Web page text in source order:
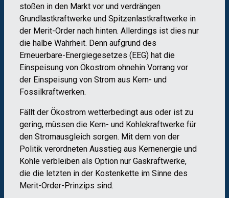
stoßen in den Markt vor und verdrängen
Grundlastkraftwerke und Spitzenlastkraftwerke in
der Merit-Order nach hinten. Allerdings ist dies nur
die halbe Wahrheit. Denn aufgrund des
Erneuerbare-Energiegesetzes (EEG) hat die
Einspeisung von Ökostrom ohnehin Vorrang vor
der Einspeisung von Strom aus Kern- und
Fossilkraftwerken.
Fällt der Ökostrom wetterbedingt aus oder ist zu
gering, müssen die Kern- und Kohlekraftwerke für
den Stromausgleich sorgen. Mit dem von der
Politik verordneten Ausstieg aus Kernenergie und
Kohle verbleiben als Option nur Gaskraftwerke,
die die letzten in der Kostenkette im Sinne des
Merit-Order-Prinzips sind.